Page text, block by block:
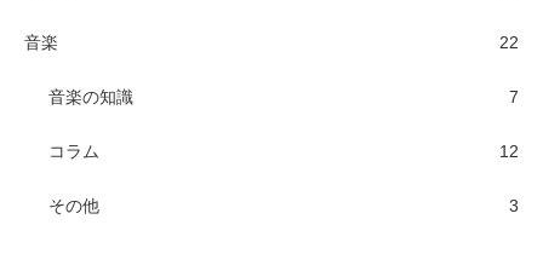
音楽 22
音楽の知識 7
コラム 12
その他 3